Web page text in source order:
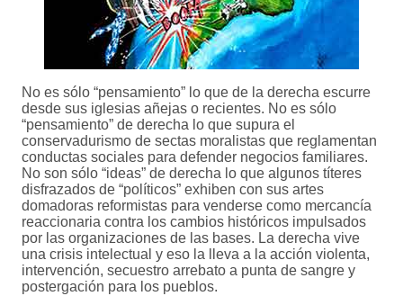
No es sólo “pensamiento” lo que de la derecha escurre
desde sus iglesias añejas o recientes. No es sólo
“pensamiento” de derecha lo que supura el
conservadurismo de sectas moralistas que reglamentan
conductas sociales para defender negocios familiares.
No son sólo “ideas” de derecha lo que algunos títeres
disfrazados de “políticos” exhiben con sus artes
domadoras reformistas para venderse como mercancía
reaccionaria contra los cambios históricos impulsados
por las organizaciones de las bases. La derecha vive
una crisis intelectual y eso la lleva a la acción violenta,
intervención, secuestro arrebato a punta de sangre y
postergación para los pueblos.